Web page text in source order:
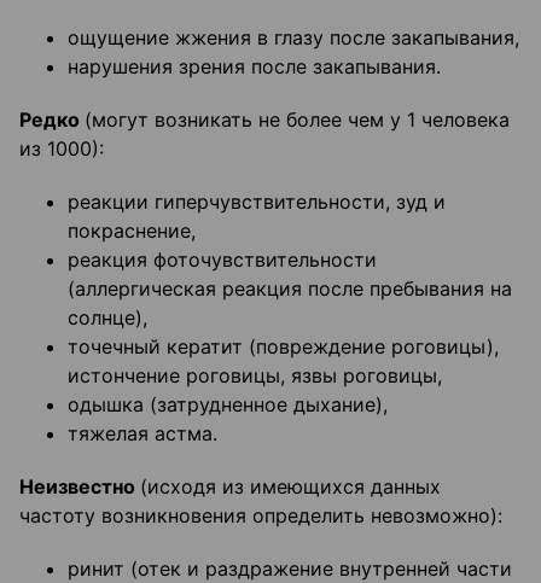
ощущение жжения в глазу после закапывания,
нарушения зрения после закапывания.
Редко (могут возникать не более чем у 1 человека
из 1000):
реакции гиперчувствительности, зуд и
покраснение,
реакция фоточувствительности
(аллергическая реакция после пребывания на
солнце),
точечный кератит (повреждение роговицы),
истончение роговицы, язвы роговицы,
одышка (затрудненное дыхание),
тяжелая астма.
Неизвестно (исходя из имеющихся данных
частоту возникновения определить невозможно):
ринит (отек и раздражение внутренней части